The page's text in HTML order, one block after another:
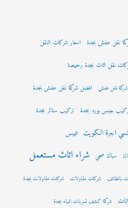
نقل عفش بجدة اسعار شركات النقل
نقل اثاث بجدة رخيصة
نقل عفش افضل شركة نقل عفش بجدة
جبس بورد بجدة تركيب ستائر بجدة
اجرة الكويت تلييس
سباك صحي شراء اثاث مستعمل
بالطائف شركات مقاولات شركات مقاولات بجدة
شركة كشف تسربات المياه بجدة